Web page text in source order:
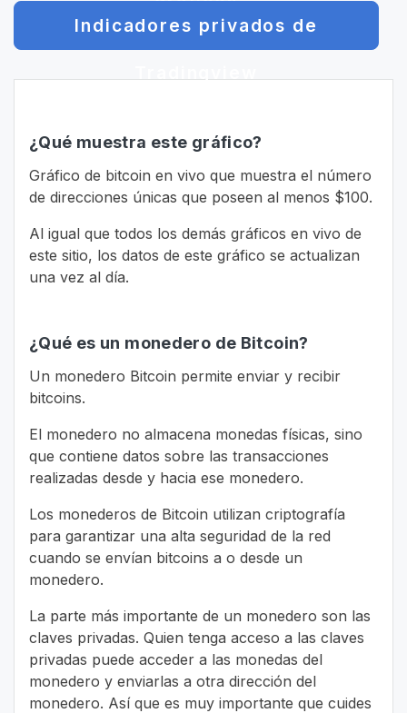
Indicadores privados de
¿Qué muestra este gráfico?
Gráfico de bitcoin en vivo que muestra el número
de direcciones únicas que poseen al menos $100.
Al igual que todos los demás gráficos en vivo de
este sitio, los datos de este gráfico se actualizan
una vez al día.
¿Qué es un monedero de Bitcoin?
Un monedero Bitcoin permite enviar y recibir
bitcoins.
El monedero no almacena monedas físicas, sino
que contiene datos sobre las transacciones
realizadas desde y hacia ese monedero.
Los monederos de Bitcoin utilizan criptografía
para garantizar una alta seguridad de la red
cuando se envían bitcoins a o desde un
monedero.
La parte más importante de un monedero son las
claves privadas. Quien tenga acceso a las claves
privadas puede acceder a las monedas del
monedero y enviarlas a otra dirección del
monedero. Así que es muy importante que cuides